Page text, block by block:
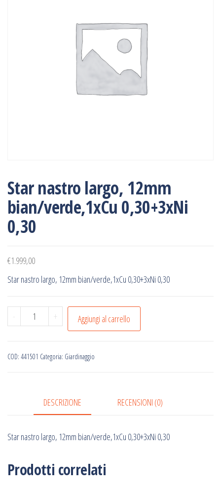
Star nastro largo, 12mm
bian/verde,1xCu 0,30+3xNi
0,30
€1.999,00
Star nastro largo, 12mm bian/verde,1xCu 0,30+3xNi 0,30
-
Star
nastro
12mm
quantità
+ Aggiungi al carrello
COD: 441501 Categoria: Giardinaggio
DESCRIZIONE RECENSIONI (0)
Star nastro largo, 12mm bian/verde,1xCu 0,30+3xNi 0,30
Prodotti correlati